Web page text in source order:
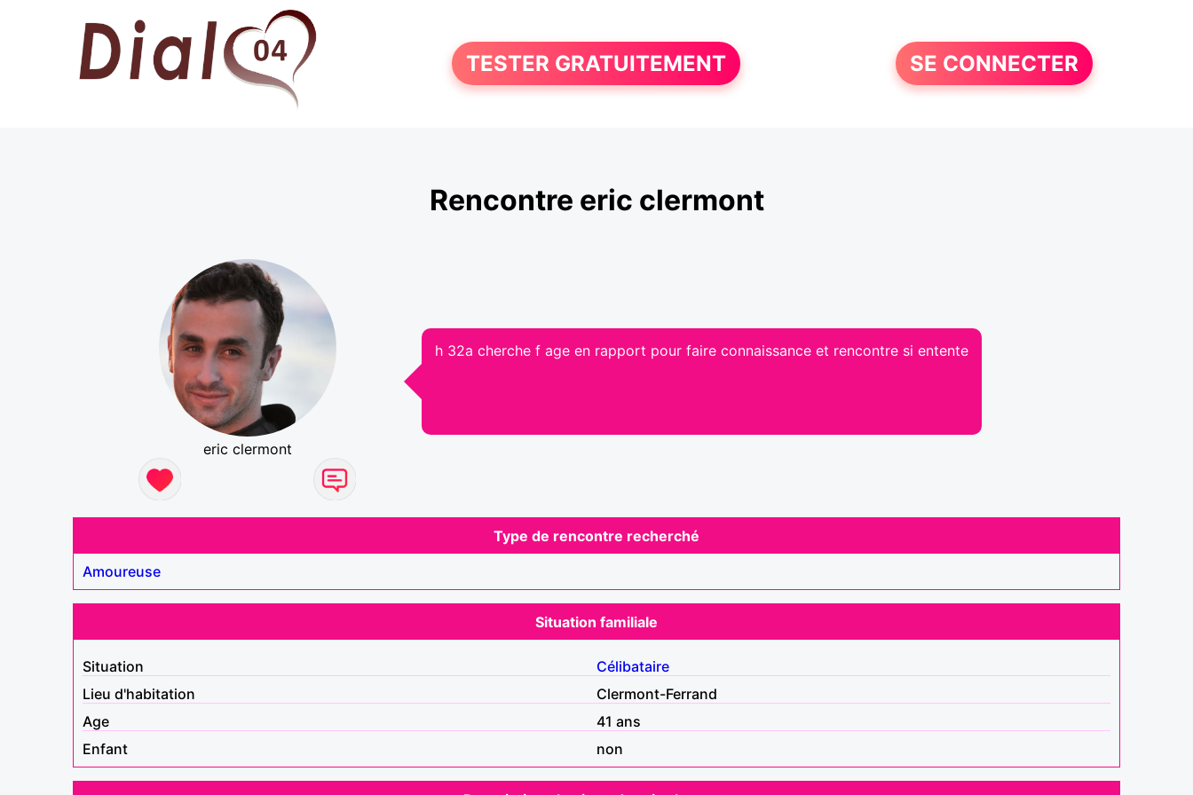
TESTER GRATUITEMENT SE CONNECTER
Rencontre eric clermont
eric clermont
h 32a cherche f age en rapport pour faire connaissance et rencontre si entente
Type de rencontre recherché
Amoureuse
Situation familiale
Situation
Célibataire
Lieu d'habitation
Clermont-Ferrand
Age
41 ans
Enfant
non